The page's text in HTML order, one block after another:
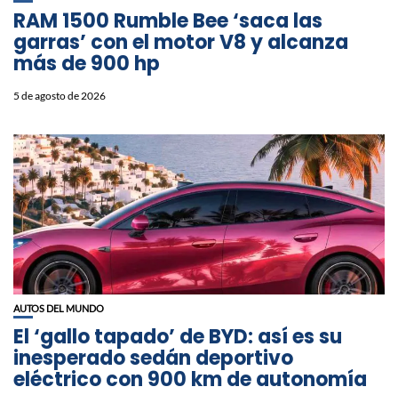
RAM 1500 Rumble Bee ‘saca las
garras’ con el motor V8 y alcanza
más de 900 hp
5 de agosto de 2026
AUTOS DEL MUNDO
El ‘gallo tapado’ de BYD: así es su
inesperado sedán deportivo
eléctrico con 900 km de autonomía